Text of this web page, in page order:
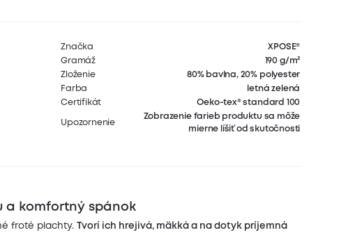
Značka
XPOSE®
Gramáž
190 g/m²
Zloženie
80% bavlna, 20% polyester
Farba
letná zelená
Certifikát
Oeko-tex® standard 100
Upozornenie
Zobrazenie farieb produktu sa môže
mierne líšiť od skutočnosti
a komfortný spánok
froté plachty.Tvorí ich hrejivá, mäkká a na dotyk príjemná